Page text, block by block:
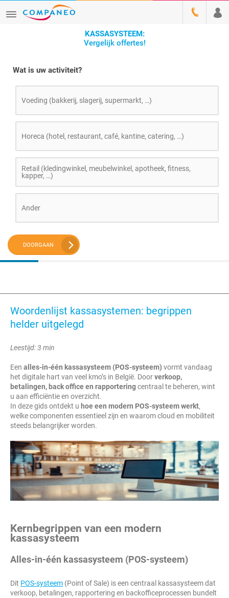
KASSASYSTEEM:
Vergelijk offertes!
Wat is uw activiteit?
Voeding (bakkerij, slagerij, supermarkt, …)
Horeca (hotel, restaurant, café, kantine, catering, …)
Retail (kledingwinkel, meubelwinkel, apotheek, fitness,
kapper, …)
Ander
DOORGAAN
Woordenlijst kassasystemen: begrippen
helder uitgelegd
Leestijd: 3 min
Een alles-in-één kassasysteem (POS-systeem) vormt vandaag
het digitale hart van veel kmo’s in België. Doorverkoop,
betalingen, back office en rapporteringcentraal te beheren, wint
u aan efficiëntie en overzicht.
In deze gids ontdekt u hoe een modern POS-systeem werkt,
welke componenten essentieel zijn en waarom cloud en mobiliteit
steeds belangrijker worden.
Kernbegrippen van een modern
kassasysteem
Alles-in-één kassasysteem (POS-systeem)
Dit POS-systeem (Point of Sale) is een centraal kassasysteem dat
verkoop, betalingen, rapportering en backofficeprocessen bundelt